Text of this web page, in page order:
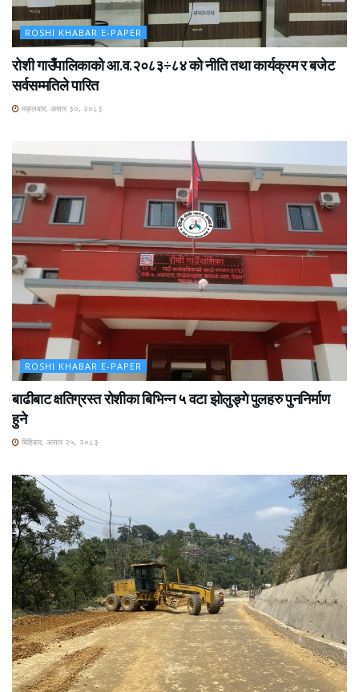
ROSHI KHABAR E-PAPER
रोशी गाउँपालिकाको आ.व.२०८३÷८४ को नीति तथा कार्यक्रम र बजेट
सर्वसम्मतिले पारित
मङ्लबार, असार ३०, २०८३
ROSHI KHABAR E-PAPER
बाढीबाट क्षतिग्रस्त रोशीका बिभिन्न ५ वटा झोलुङ्गे पुलहरु पुननिर्माण
हुने
बिहिबार, असार २५, २०८३